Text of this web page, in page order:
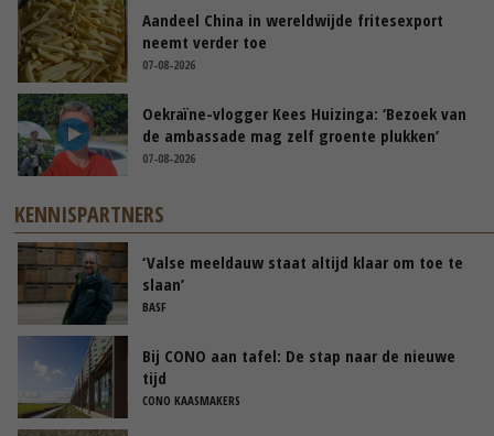
Aandeel China in wereldwijde fritesexport
neemt verder toe
07-08-2026
Oekraïne-vlogger Kees Huizinga: ‘Bezoek van
de ambassade mag zelf groente plukken’
07-08-2026
KENNISPARTNERS
‘Valse meeldauw staat altijd klaar om toe te
slaan’
BASF
Bij CONO aan tafel: De stap naar de nieuwe
tijd
CONO KAASMAKERS